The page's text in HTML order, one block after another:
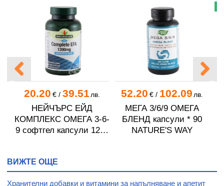
20.20 €/ 39.51 лв.
НЕЙЧЪРС ЕЙД
КОМПЛЕКС ОМЕГА 3-6-
9 софтгел капсули 1200
52.20 €/ 102.09 лв.
МЕГА 3/6/9 ОМЕГА
БЛЕНД капсули * 90
NATURE'S WAY
ВИЖТЕ ОЩЕ
Хранителни добавки и витамини за напълняване и апетит